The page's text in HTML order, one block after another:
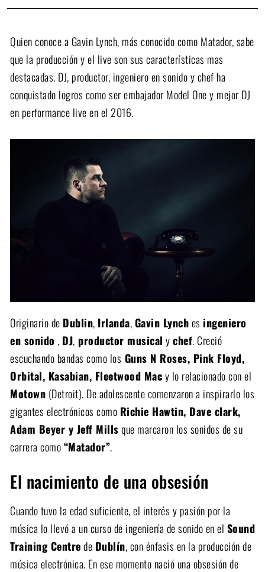
Quien conoce a Gavin Lynch, más conocido como Matador, sabe
que la producción y el live son sus características mas
destacadas. DJ, productor, ingeniero en sonido y chef ha
conquistado logros como ser embajador Model One y mejor DJ
en performance live en el 2016.
Originario de Dublin, Irlanda,Gavin Lynches ingeniero
en sonido , DJ, productor musical ychef. Creció
escuchando bandas como los Guns N Roses, Pink Floyd,
Orbital, Kasabian, Fleetwood Macy lo relacionado con el
Motown (Detroit). De adolescente comenzaron a inspirarlo los
gigantes electrónicos como Richie Hawtin, Dave clark,
Adam Beyer y Jeff Millsque marcaron los sonidos de su
carrera como“Matador”.
El nacimiento de una obsesión
Cuando tuvo la edad suficiente, el interés y pasión por la
música lo llevó a un curso de ingeniería de sonido en el Sound
Training Centrede Dublín, con énfasis en la producción de
música electrónica. En ese momento nació una obsesión de